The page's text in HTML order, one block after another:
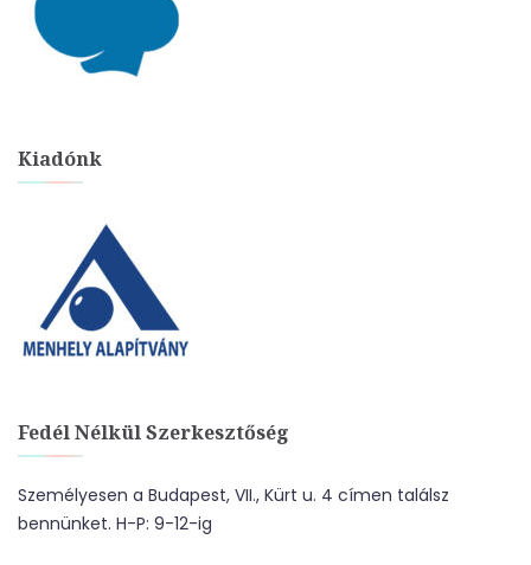
Kiadónk
Fedél Nélkül Szerkesztőség
Személyesen a Budapest, VII., Kürt u. 4 címen találsz
bennünket. H-P: 9-12-ig